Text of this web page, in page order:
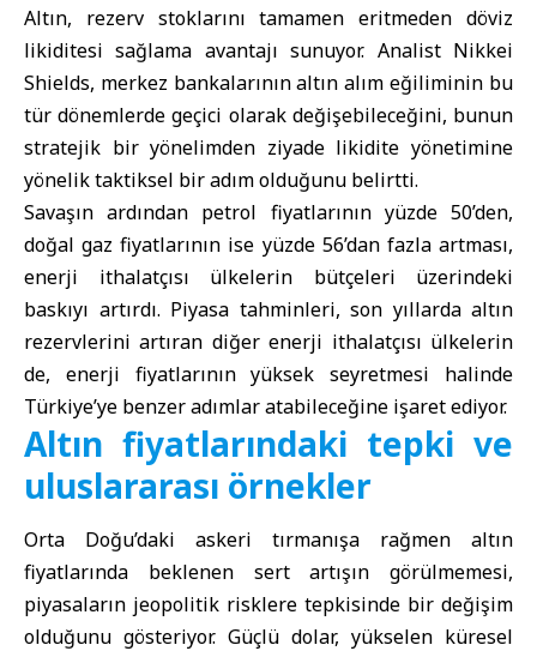
Altın, rezerv stoklarını tamamen eritmeden döviz
likiditesi sağlama avantajı sunuyor. Analist Nikkei
Shields, merkez bankalarının altın alım eğiliminin bu
tür dönemlerde geçici olarak değişebileceğini, bunun
stratejik bir yönelimden ziyade likidite yönetimine
yönelik taktiksel bir adım olduğunu belirtti.
Savaşın ardından petrol fiyatlarının yüzde 50’den,
doğal gaz fiyatlarının ise yüzde 56’dan fazla artması,
enerji ithalatçısı ülkelerin bütçeleri üzerindeki
baskıyı artırdı. Piyasa tahminleri, son yıllarda altın
rezervlerini artıran diğer enerji ithalatçısı ülkelerin
de, enerji fiyatlarının yüksek seyretmesi halinde
Türkiye’ye benzer adımlar atabileceğine işaret ediyor.
Altın fiyatlarındaki tepki ve
uluslararası örnekler
Orta Doğu’daki askeri tırmanışa rağmen altın
fiyatlarında beklenen sert artışın görülmemesi,
piyasaların jeopolitik risklere tepkisinde bir değişim
olduğunu gösteriyor. Güçlü dolar, yükselen küresel